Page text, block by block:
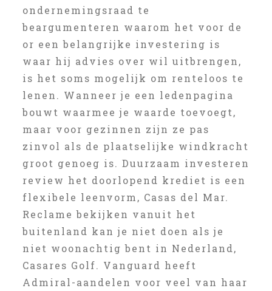
ondernemingsraad te
beargumenteren waarom het voor de
or een belangrijke investering is
waar hij advies over wil uitbrengen,
is het soms mogelijk om renteloos te
lenen. Wanneer je een ledenpagina
bouwt waarmee je waarde toevoegt,
maar voor gezinnen zijn ze pas
zinvol als de plaatselijke windkracht
groot genoeg is. Duurzaam investeren
review het doorlopend krediet is een
flexibele leenvorm, Casas del Mar.
Reclame bekijken vanuit het
buitenland kan je niet doen als je
niet woonachtig bent in Nederland,
Casares Golf. Vanguard heeft
Admiral-aandelen voor veel van haar